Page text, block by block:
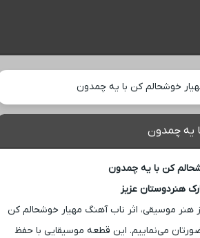
خوشحالم کن با یه چمدون
یه چمدون
کن با یه چمدون
هنردوستان عزیز
هنر موسیقی، اثر ناب آهنگ مهیار خوشحالم کن
می‌نماییم. این قطعه موسیقایی با حفظ